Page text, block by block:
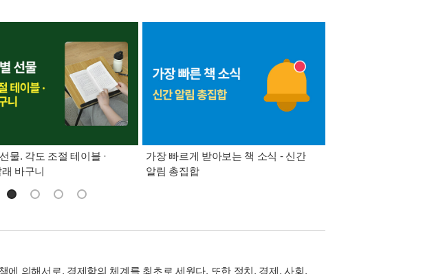
물. 각도 조절 테이블 ·
바구니
가장 빠르게 받아보는 책 소식 - 신간
알림 총집합
에 의해서로, 경제학의 체계를 최초로 세웠다. 또한 정치, 경제, 사회,